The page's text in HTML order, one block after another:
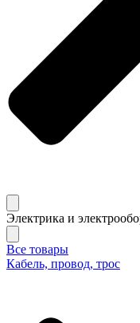
Электрика и
Все товары
Кабель, провод, трос